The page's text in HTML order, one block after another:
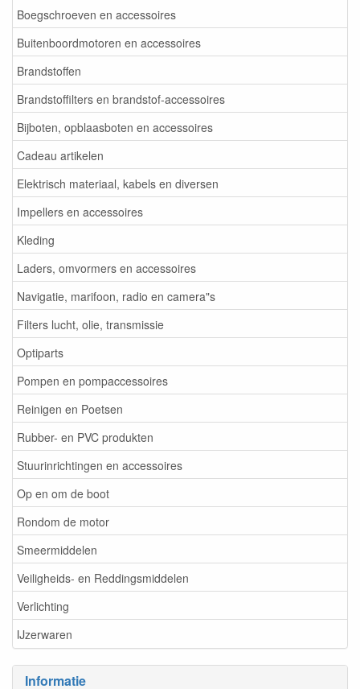
Boegschroeven en accessoires
Buitenboordmotoren en accessoires
Brandstoffen
Brandstoffilters en brandstof-accessoires
Bijboten, opblaasboten en accessoires
Cadeau artikelen
Elektrisch materiaal, kabels en diversen
Impellers en accessoires
Kleding
Laders, omvormers en accessoires
Navigatie, marifoon, radio en camera"s
Filters lucht, olie, transmissie
Optiparts
Pompen en pompaccessoires
Reinigen en Poetsen
Rubber- en PVC produkten
Stuurinrichtingen en accessoires
Op en om de boot
Rondom de motor
Smeermiddelen
Veiligheids- en Reddingsmiddelen
Verlichting
IJzerwaren
Informatie